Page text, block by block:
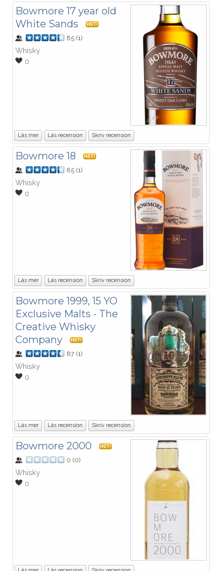
Bowmore 17 year old
White Sands
HET!
85 (1)
Whisky
0
Läs mer Läs recension Skriv recension
Bowmore 18 HET!
85 (1)
Whisky
0
Läs mer Läs recension Skriv recension
Bowmore 1999, 15 YO
Exclusive Malts - The
Creative Whisky
Company
HET!
87 (1)
Whisky
0
Läs mer Läs recension Skriv recension
Bowmore 2000 HET!
0 (0)
Whisky
0